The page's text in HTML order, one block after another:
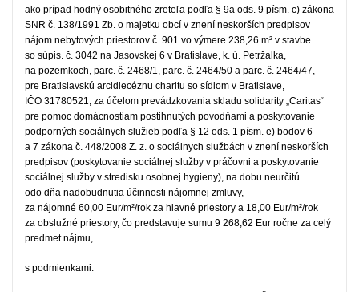
ako prípad hodný osobitného zreteľa podľa § 9a ods. 9 písm. c) zákona
SNR č. 138/1991 Zb. o majetku obcí v znení neskorších predpisov
nájom nebytových priestorov č. 901 vo výmere 238,26 m² v stavbe
so súpis. č. 3042 na Jasovskej 6 v Bratislave, k. ú. Petržalka,
na pozemkoch, parc. č. 2468/1, parc. č. 2464/50 a parc. č. 2464/47,
pre Bratislavskú arcidiecéznu charitu so sídlom v Bratislave,
IČO 31780521, za účelom prevádzkovania skladu solidarity „Caritas“
pre pomoc domácnostiam postihnutých povodňami a poskytovanie
podporných sociálnych služieb podľa § 12 ods. 1 písm. e) bodov 6
a 7 zákona č. 448/2008 Z. z. o sociálnych službách v znení neskorších
predpisov (poskytovanie sociálnej služby v práčovni a poskytovanie
sociálnej služby v stredisku osobnej hygieny), na dobu neurčitú
odo dňa nadobudnutia účinnosti nájomnej zmluvy,
za nájomné 60,00 Eur/m²/rok za hlavné priestory a 18,00 Eur/m²/rok
za obslužné priestory, čo predstavuje sumu 9 268,62 Eur ročne za celý
predmet nájmu,
s podmienkami: